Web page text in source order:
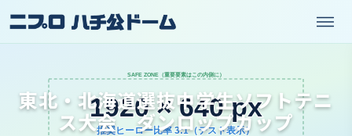
東北・北海道選抜中学生ソフトテニ
ス大会 ダンロップカップ